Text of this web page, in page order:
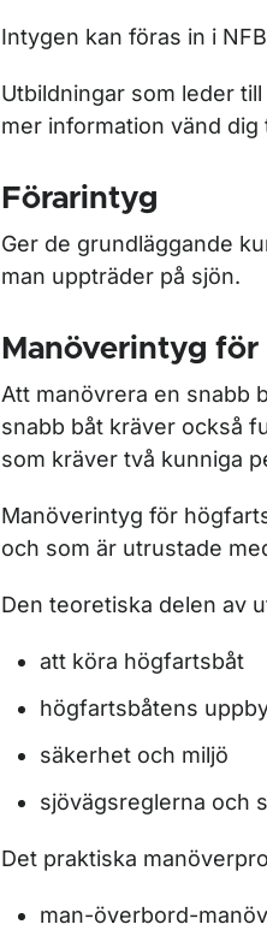
Intygen kan föras in i
Utbildningar som leder
mer information vänd dig
Förarintyg
Ger de grundläggande
man uppträder på sjön.
Manöverintyg
Att manövrera en snabb
snabb båt kräver också
som kräver två kunniga
Manöverintyg för
och som är utrustade
Den teoretiska delen av
att köra högfartsbåt
högfartsbåtens
säkerhet och miljö
sjövägsreglerna och
Det praktiska
man-överbord-